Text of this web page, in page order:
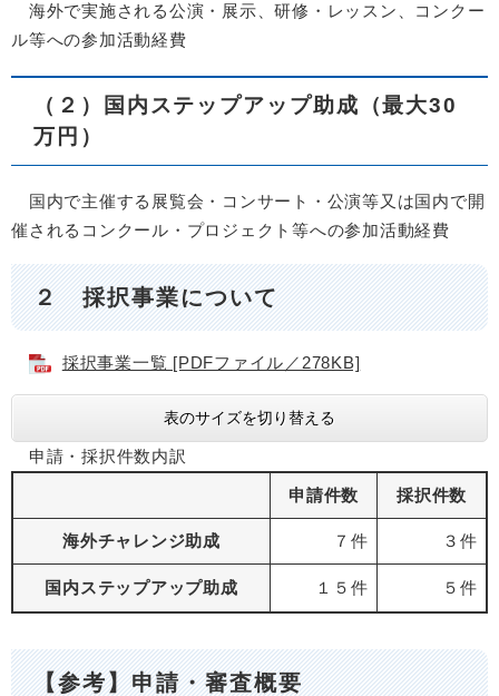
海外で実施される公演・展示、研修・レッスン、コンクー
ル等への参加活動経費
（２）国内ステップアップ助成（最大30
万円）
国内で主催する展覧会・コンサート・公演等又は国内で開
催されるコンクール・プロジェクト等への参加活動経費
２ 採択事業について
採択事業一覧 [PDFファイル／278KB]
表のサイズを切り替える
申請・採択件数内訳
申請件数 採択件数
海外チャレンジ助成 ７件 ３件
国内ステップアップ助成 １５件 ５件
【参考】申請・審査概要